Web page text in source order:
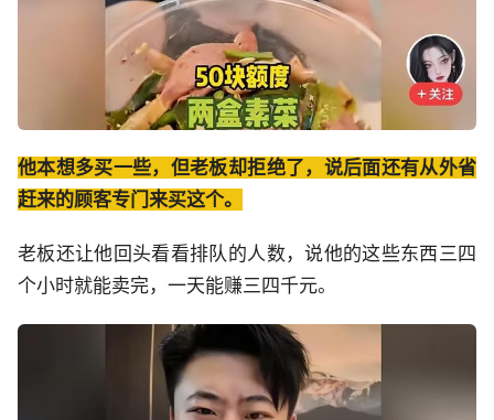
他本想多买一些，但老板却拒绝了，说后面还有从外省
赶来的顾客专门来买这个。
老板还让他回头看看排队的人数，说他的这些东西三四
个小时就能卖完，一天能赚三四千元。